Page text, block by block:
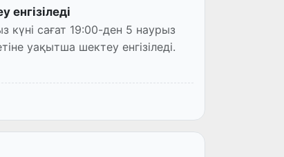
күні сағат 19:00-ден 5 наурыз
уақытша шектеу енгізіледі.